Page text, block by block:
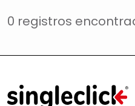
0 registros